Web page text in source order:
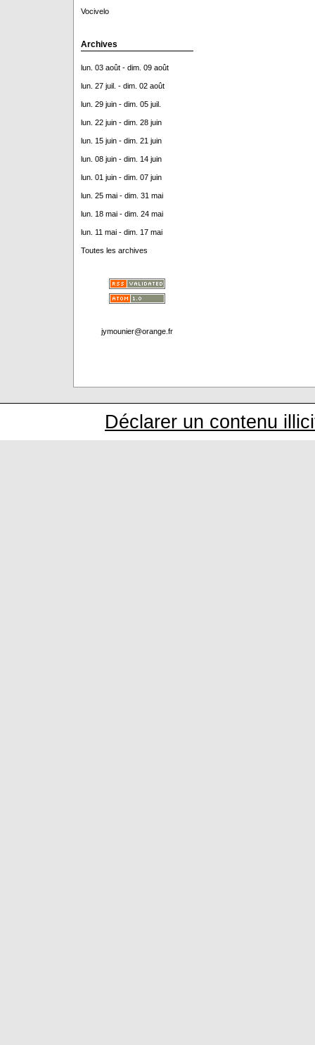
Vocivelo
Archives
lun. 03 août - dim. 09 août
lun. 27 juil. - dim. 02 août
lun. 29 juin - dim. 05 juil.
lun. 22 juin - dim. 28 juin
lun. 15 juin - dim. 21 juin
lun. 08 juin - dim. 14 juin
lun. 01 juin - dim. 07 juin
lun. 25 mai - dim. 31 mai
lun. 18 mai - dim. 24 mai
lun. 11 mai - dim. 17 mai
Toutes les archives
jymounier@orange.fr
Déclarer un contenu